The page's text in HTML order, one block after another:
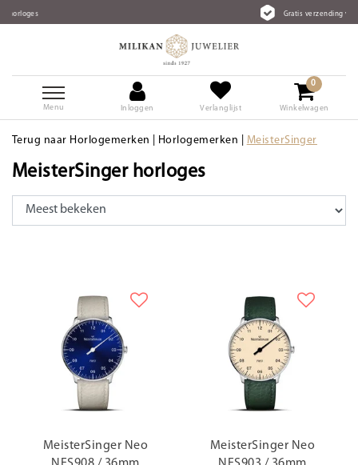
Gratis verzending vanaf €75
Menu Inloggen Verlanglijst
0
Winkelwagen
Terug naar Horlogemerken Horlogemerken MeisterSinger
MeisterSinger horloges
MeisterSinger Neo
MeisterSinger Neo